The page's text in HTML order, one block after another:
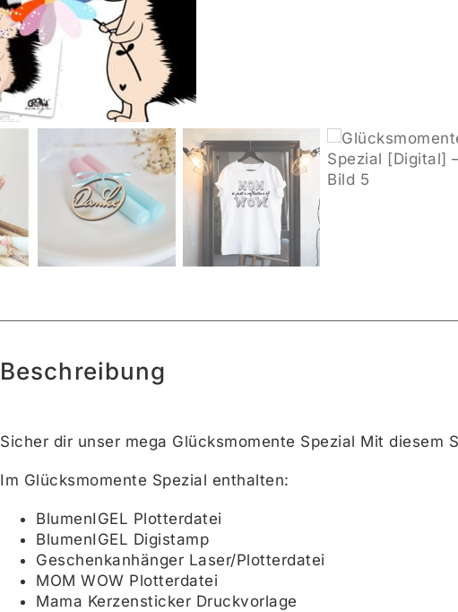
Beschreibung
Sicher dir unser mega Glücksmomente Spezial Mit
Im Glücksmomente Spezial enthalten:
BlumenIGEL Plotterdatei
BlumenIGEL Digistamp
Geschenkanhänger Laser/Plotterdatei
MOM WOW Plotterdatei
Mama Kerzensticker Druckvorlage